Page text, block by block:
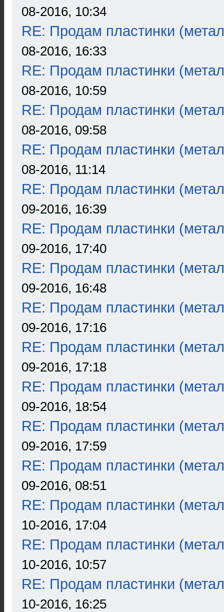
08-2016, 10:34
RE: Продам пластинки
08-2016, 16:33
RE: Продам пластинки
08-2016, 10:59
RE: Продам пластинки
08-2016, 09:58
RE: Продам пластинки
08-2016, 11:14
RE: Продам пластинки
09-2016, 16:39
RE: Продам пластинки
09-2016, 17:40
RE: Продам пластинки
09-2016, 16:48
RE: Продам пластинки
09-2016, 17:16
RE: Продам пластинки
09-2016, 17:18
RE: Продам пластинки
09-2016, 18:54
RE: Продам пластинки
09-2016, 17:59
RE: Продам пластинки
09-2016, 08:51
RE: Продам пластинки
10-2016, 17:04
RE: Продам пластинки
10-2016, 10:57
RE: Продам пластинки
10-2016, 16:25